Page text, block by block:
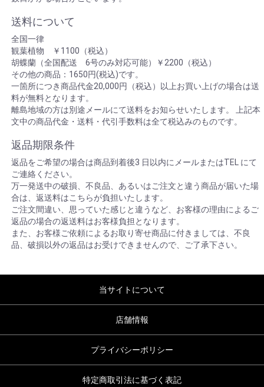
送料について
全国一律
観葉植物 ￥1100（税込）
胡蝶蘭（全国配送 6号のみ対応可能）￥2200（税込）
その他の商品：1650円(税込)です。
一箇所につき商品代金20,000円（税込）以上お買い上げの場合は送
料が無料となります。
離島地域の方は別途メールにて送料をお知らせいたします。 上記本
文中の商品代金・送料・代引手数料は全て税込みのものです。
返品期限条件
返品をご希望の場合は商品到着後3 日以内にメールまたはTEL にて
ご連絡ください。
万一発送中の破損、不良品、あるいはご注文と違う商品が届いた場
合は、返送料はこちらが負担いたします。
ご注文間違い、思っていた感じと違うなど、お客様の理由によるご
返品の場合の返送料はお客様負担となります。
また、お客様ご依頼によるお取り寄せ商品に付きましては、不良
品、破損以外の返品はお受けできませんので、ご了承下さい。
当サイトについて
店舗情報
プライバシーポリシー
特定商取引法に基づく表記